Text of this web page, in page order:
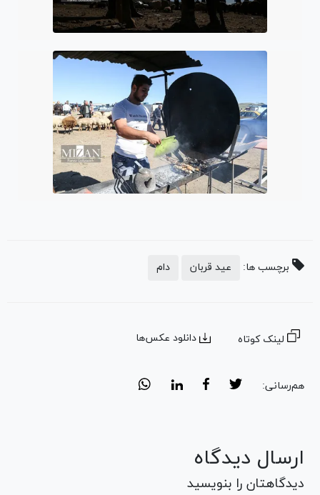
برچسب ها: عید قربان دام
لینک کوتاه دانلود عکس‌ها
هم‌رسانی:
ارسال دیدگاه
دیدگاهتان را بنویسید